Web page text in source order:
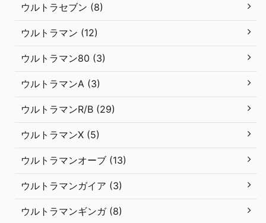
ウルトラセブン (8)
ウルトラマン (12)
ウルトラマン80 (3)
ウルトラマンA (3)
ウルトラマンR/B (29)
ウルトラマンX (5)
ウルトラマンオーブ (13)
ウルトラマンガイア (3)
ウルトラマンギンガ (8)